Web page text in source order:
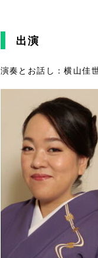
出演
演奏とお話し：横山佳